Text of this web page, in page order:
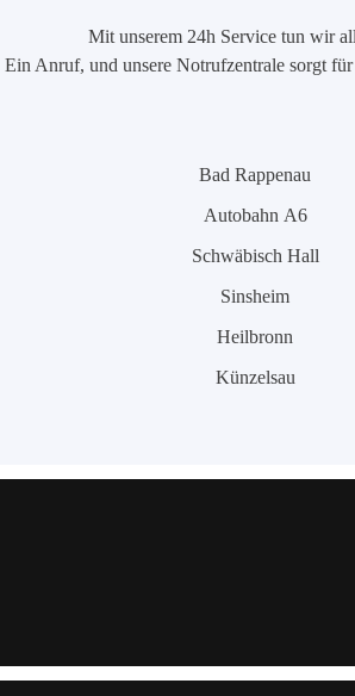
Mit unserem 24h Service tun wir
Ein Anruf, und unsere Notrufzentrale sorgt
Bad Rappenau
Autobahn A6
Schwäbisch Hall
Sinsheim
Heilbronn
Künzelsau